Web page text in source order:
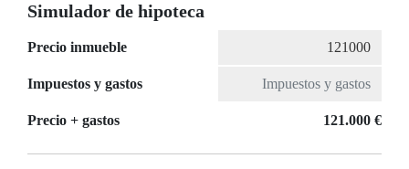
Simulador de hipoteca
Precio inmueble
Impuestos y gastos
Precio + gastos 121.000 €